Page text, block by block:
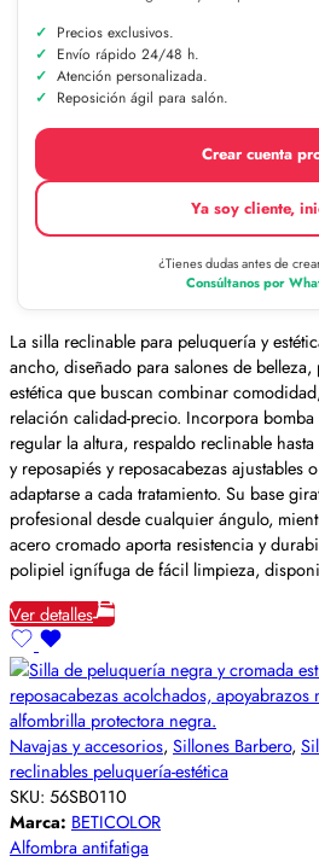
Precios exclusivos.
Envío rápido 24/48 h.
Atención personalizada.
Reposición ágil para salón.
Crear cuenta
Ya soy cliente,
¿Tienes dudas antes de
Consúltanos por
La silla reclinable para peluquería y
ancho, diseñado para salones de
estética que buscan combinar
relación calidad-precio. Incorpora
regular la altura, respaldo reclinable
y reposapiés y reposacabezas ajustables
adaptarse a cada tratamiento. Su base
profesional desde cualquier ángulo,
acero cromado aporta resistencia y
polipiel ignífuga de fácil limpieza,
Ver detalles
Navajas y accesorios, Sillones Barbero,
reclinables peluquería-estética
SKU: 56SB0110
Marca: BETICOLOR
Alfombra antifatiga